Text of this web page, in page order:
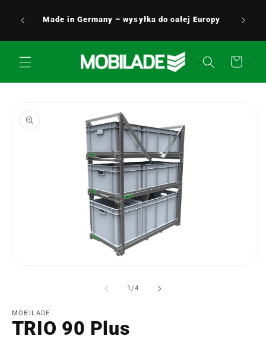
treściTwojej dyspozycji i chętnie pomożemy! 0176 /
Koszyk
Pomiń,
przejść do
informacji
modalnym
1/z4
MOBILADE
TRIO 90 Plus